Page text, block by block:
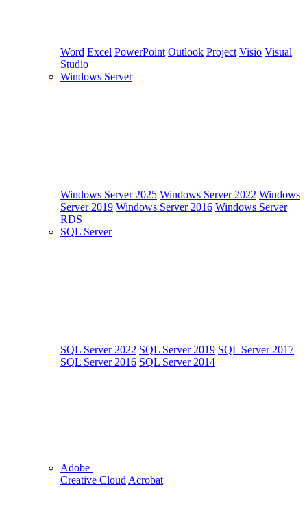
Word Excel PowerPoint Outlook Project Visio Visual
Studio
Windows Server
Windows Server 2025 Windows Server 2022 Windows
Server 2019 Windows Server 2016 Windows Server
RDS
SQL Server
SQL Server 2022 SQL Server 2019 SQL Server 2017
SQL Server 2016 SQL Server 2014
Adobe
Creative Cloud Acrobat